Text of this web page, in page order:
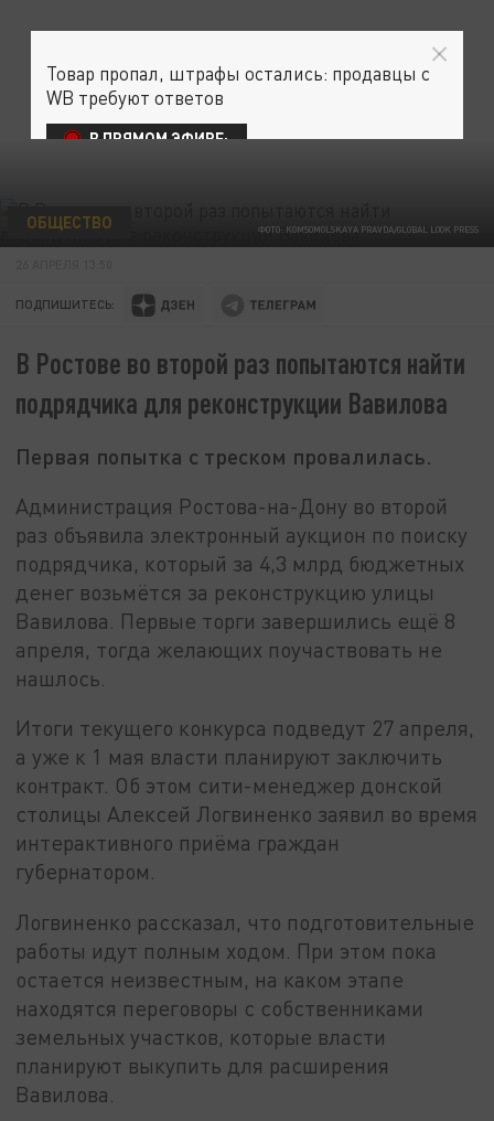
ФОТО: KOMSOMOLSKAYA PRAVDA/GLOBAL LOOK PRESS
ОБЩЕСТВО
ПОДПИШИТЕСЬ:
В Ростове во второй раз попытаются найти
подрядчика для реконструкции Вавилова
Первая попытка с треском провалилась.
Администрация Ростова-на-Дону во второй
раз объявила электронный аукцион по поиску
подрядчика, который за 4,3 млрд бюджетных
денег возьмётся за реконструкцию улицы
Вавилова. Первые торги завершились ещё 8
апреля, тогда желающих поучаствовать не
нашлось.
Итоги текущего конкурса подведут 27 апреля,
а уже к 1 мая власти планируют заключить
контракт. Об этом сити-менеджер донской
столицы Алексей Логвиненко заявил во время
интерактивного приёма граждан
губернатором.
Логвиненко рассказал, что подготовительные
работы идут полным ходом. При этом пока
остается неизвестным, на каком этапе
находятся переговоры с собственниками
земельных участков, которые власти
планируют выкупить для расширения
Вавилова.
Товар пропал, штрафы остались: продавцы с
WB требуют ответов
В ПРЯМОМ ЭФИРЕ: